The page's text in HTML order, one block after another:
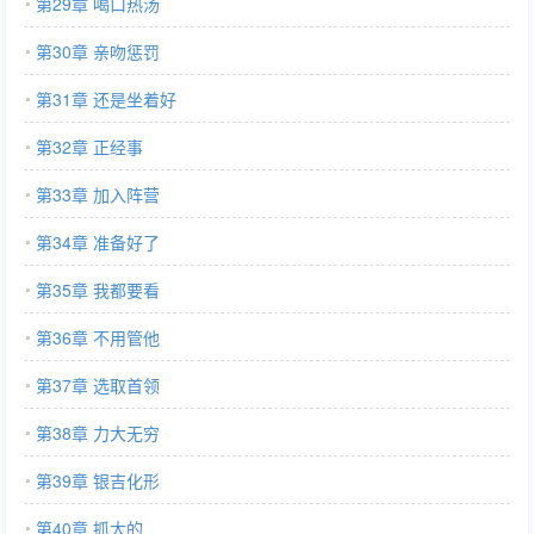
第30章 亲吻惩罚
第31章 还是坐着好
第32章 正经事
第33章 加入阵营
第34章 准备好了
第35章 我都要看
第36章 不用管他
第37章 选取首领
第38章 力大无穷
第39章 银吉化形
第40章 抓大的